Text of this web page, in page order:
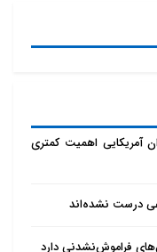
آمریکایی اهمیت کمتری
درست نشده‌اند
فراموش‌نشدنی دارد